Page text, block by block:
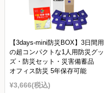
【3days-mini防災BOX】3日間用
の超コンパクトな1人用防災グッ
ズ・防災セット・災害備蓄品
オフィス防災 5年保存可能
¥3,666(税込)